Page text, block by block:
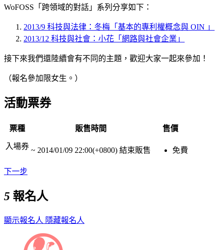
WoFOSS「跨領域的對話」系列分享如下：
2013/9 科技與法律：冬梅「基本的專利權概念與 OIN 」
2013/12 科技與社會：小花「網路與社會企業」
接下來我們還陸續會有不同的主題，歡迎大家一起來參加！
（報名參加限女生。）
活動票券
票種 販售時間 售價
入場券 ~ 2014/01/09 22:00(+0800) 結束販售 免費
下一步
5 報名人
顯示報名人 隱藏報名人